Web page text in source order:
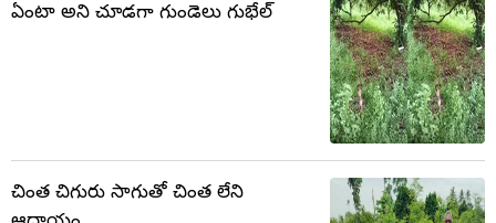
ఏంటా అని చూడగా గుండెలు గుభేల్
చింత చిగురు సాగుతో చింత లేని